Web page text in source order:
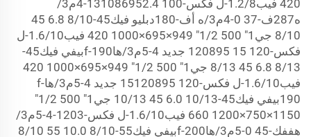
420 فيب1.2/8-ل فكس-100 131086952.4-4م3/
ه287ف-37 0-4م3/ه أف-180دبليو فيك45-8/10 6.8 45
8/10 جي1" 500 1/2" 949×695×1000 420 فيب1.6/10-ل
فكس-120 15 120895 جديد 4-5م3/هاf-190بيفي فيك45-
8/13 6.8 45 8/13 جي1" 500 1/2" 949×695×1000 420
فيب1.6/10-ل فكس-120 15120895 جديد 4-5م3/هاf-
190بيفي فيك45-10/13 6.0 45 10/13 جي1" 500 1/2"
1150×750×1200 660 فيب1.6/10-ل فكس-1203-4-5م3/
هففك-45 0-5م3/هاf-200بيفي فيك55-8/10 10.0 55 8/10